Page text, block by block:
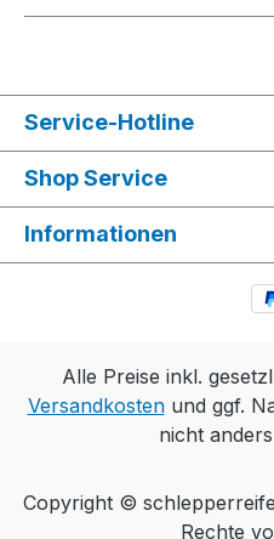
Service-Hotline
Shop Service
Informationen
Alle Preise inkl.
Versandkostenund ggf.
nicht
Copyright ©
Rechte